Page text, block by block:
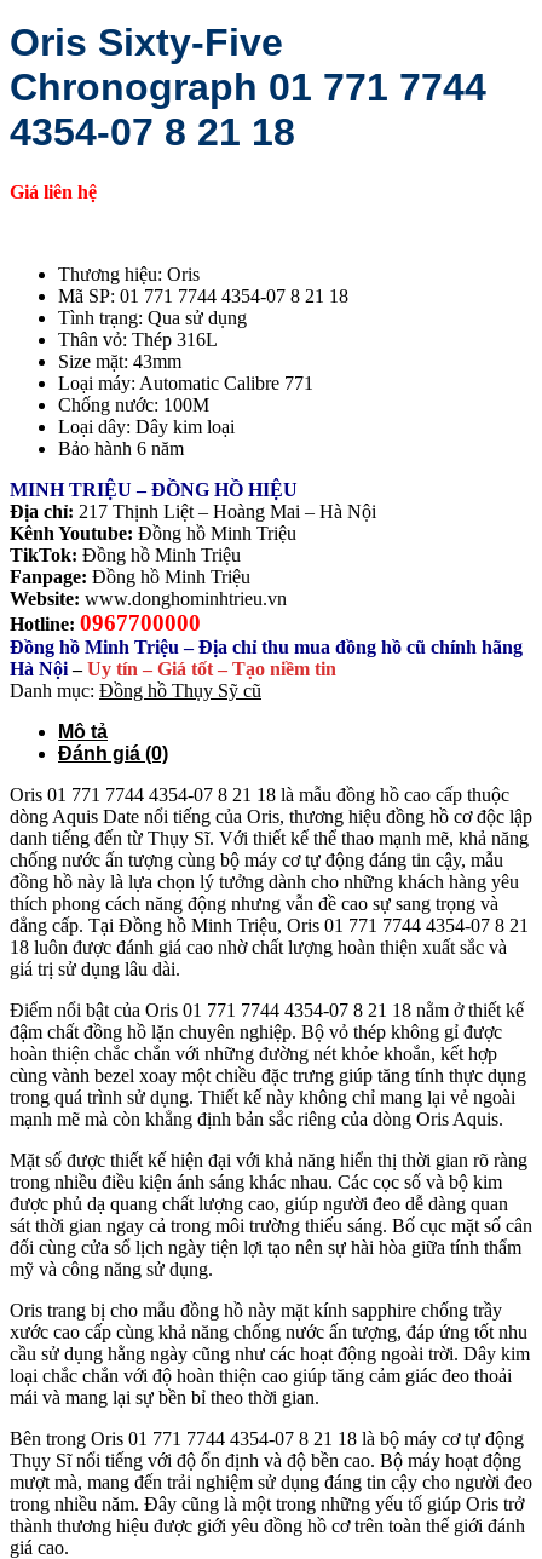
Oris Sixty-Five
Chronograph 01 771 7744
4354-07 8 21 18
Giá liên hệ
Thương hiệu: Oris
Mã SP: 01 771 7744 4354-07 8 21 18
Tình trạng: Qua sử dụng
Thân vỏ: Thép 316L
Size mặt: 43mm
Loại máy: Automatic Calibre 771
Chống nước: 100M
Loại dây: Dây kim loại
Bảo hành 6 năm
MINH TRIỆU – ĐỒNG HỒ HIỆU
Địa chỉ: 217 Thịnh Liệt – Hoàng Mai – Hà Nội
Kênh Youtube: Đồng hồ Minh Triệu
TikTok: Đồng hồ Minh Triệu
Fanpage: Đồng hồ Minh Triệu
Website: www.donghominhtrieu.vn
Hotline: 0967700000
Đồng hồ Minh Triệu – Địa chỉ thu mua đồng hồ cũ chính hãng
Hà Nội–Uy tín – Giá tốt – Tạo niềm tin
Danh mục: Đồng hồ Thụy Sỹ cũ
Mô tả
Đánh giá (0)
Oris 01 771 7744 4354-07 8 21 18 là mẫu đồng hồ cao cấp thuộc
dòng Aquis Date nổi tiếng của Oris, thương hiệu đồng hồ cơ độc lập
danh tiếng đến từ Thụy Sĩ. Với thiết kế thể thao mạnh mẽ, khả năng
chống nước ấn tượng cùng bộ máy cơ tự động đáng tin cậy, mẫu
đồng hồ này là lựa chọn lý tưởng dành cho những khách hàng yêu
thích phong cách năng động nhưng vẫn đề cao sự sang trọng và
đẳng cấp. Tại Đồng hồ Minh Triệu, Oris 01 771 7744 4354-07 8 21
18 luôn được đánh giá cao nhờ chất lượng hoàn thiện xuất sắc và
giá trị sử dụng lâu dài.
Điểm nổi bật của Oris 01 771 7744 4354-07 8 21 18 nằm ở thiết kế
đậm chất đồng hồ lặn chuyên nghiệp. Bộ vỏ thép không gỉ được
hoàn thiện chắc chắn với những đường nét khỏe khoắn, kết hợp
cùng vành bezel xoay một chiều đặc trưng giúp tăng tính thực dụng
trong quá trình sử dụng. Thiết kế này không chỉ mang lại vẻ ngoài
mạnh mẽ mà còn khẳng định bản sắc riêng của dòng Oris Aquis.
Mặt số được thiết kế hiện đại với khả năng hiển thị thời gian rõ ràng
trong nhiều điều kiện ánh sáng khác nhau. Các cọc số và bộ kim
được phủ dạ quang chất lượng cao, giúp người đeo dễ dàng quan
sát thời gian ngay cả trong môi trường thiếu sáng. Bố cục mặt số cân
đối cùng cửa sổ lịch ngày tiện lợi tạo nên sự hài hòa giữa tính thẩm
mỹ và công năng sử dụng.
Oris trang bị cho mẫu đồng hồ này mặt kính sapphire chống trầy
xước cao cấp cùng khả năng chống nước ấn tượng, đáp ứng tốt nhu
cầu sử dụng hằng ngày cũng như các hoạt động ngoài trời. Dây kim
loại chắc chắn với độ hoàn thiện cao giúp tăng cảm giác đeo thoải
mái và mang lại sự bền bỉ theo thời gian.
Bên trong Oris 01 771 7744 4354-07 8 21 18 là bộ máy cơ tự động
Thụy Sĩ nổi tiếng với độ ổn định và độ bền cao. Bộ máy hoạt động
mượt mà, mang đến trải nghiệm sử dụng đáng tin cậy cho người đeo
trong nhiều năm. Đây cũng là một trong những yếu tố giúp Oris trở
thành thương hiệu được giới yêu đồng hồ cơ trên toàn thế giới đánh
giá cao.